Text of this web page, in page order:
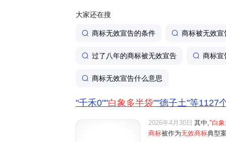
大家还在搜
商标无效宣告的条件 商标被无效宣
过了八年的商标被无效宣告 商标宣
商标无效宣告什么意思
"千禾0""白象多半袋""德子土"等1127
2026年4月30日 其中, "白
商标被作为无效商标典型